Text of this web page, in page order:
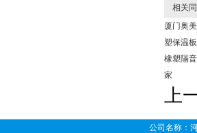
相关同
厦门奥
塑保温
橡塑隔
家
上
公司名称：